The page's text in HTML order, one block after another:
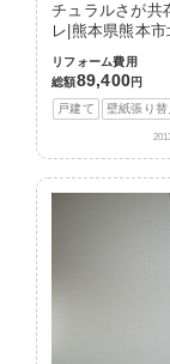
チュラルさが共
レ|熊本県熊本
リフォーム費用
総額89,400円
戸建て
壁紙張り替